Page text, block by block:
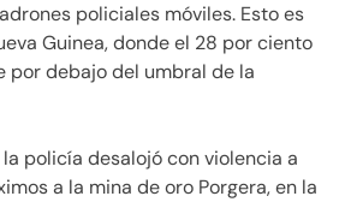
policiales móviles. Esto es
Guinea, donde el 28 por ciento
por debajo del umbral de la
policía desalojó con violencia a
a la mina de oro Porgera, en la